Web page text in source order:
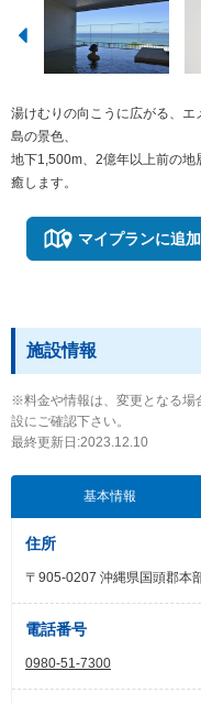
湯けむりの向こうに広がる、
島の景色、
地下1,500m、2億年以上前の地
癒します。
マイプランに追加
施設情報
※料金や情報は、変更となる場
設にご確認下さい。
最終更新日:2023.12.10
基本情報
住所
〒905-0207 沖縄県国頭郡本
電話番号
0980-51-7300